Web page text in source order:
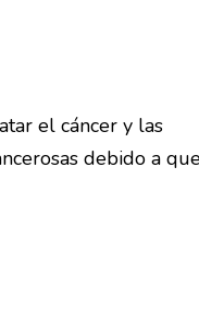
el cáncer y las
debido a